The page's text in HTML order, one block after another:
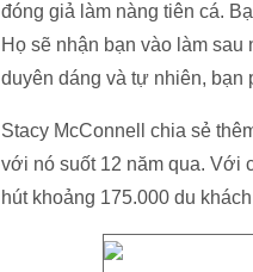
đóng giả làm nàng tiên cá.
Họ sẽ nhận bạn vào làm
duyên dáng và tự nhiên, bạn
Stacy McConnell chia sẻ
với nó suốt 12 năm qua. Với
hút khoảng 175.000 du